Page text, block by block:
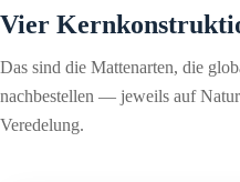
Vier
Das sind die Mattenarten, die
nachbestellen — jeweils auf
Veredelung.